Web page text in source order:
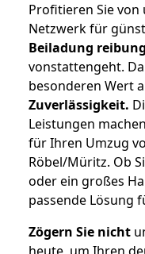
Profitieren Sie
Netzwerk für
Beiladung
vonstattengeht.
besonderen Wert
Zuverlässigkeit.
Leistungen
für Ihren Umzug
Röbel/Müritz. Ob
oder ein großes
passende Lösung
Zögern Sie nicht